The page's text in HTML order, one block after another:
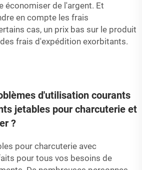
économiser de l'argent. Et
en compte les frais
cas, un prix bas sur le produit
frais d'expédition exorbitants.
d'utilisation courants
jetables pour charcuterie et
?
pour charcuterie avec
pour tous vos besoins de